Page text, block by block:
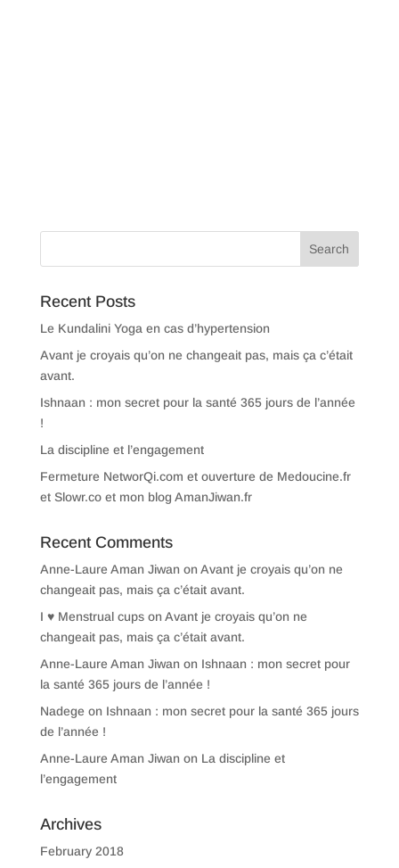
Recent Posts
Le Kundalini Yoga en cas d’hypertension
Avant je croyais qu’on ne changeait pas, mais ça c’était
avant.
Ishnaan : mon secret pour la santé 365 jours de l’année
!
La discipline et l’engagement
Fermeture NetworQi.com et ouverture de Medoucine.fr
et Slowr.co et mon blog AmanJiwan.fr
Recent Comments
Anne-Laure Aman Jiwan on Avant je croyais qu’on ne
changeait pas, mais ça c’était avant.
I ♥ Menstrual cupson Avant je croyais qu’on ne
changeait pas, mais ça c’était avant.
Anne-Laure Aman Jiwan on Ishnaan : mon secret pour
la santé 365 jours de l’année !
Nadege on Ishnaan : mon secret pour la santé 365 jours
de l’année !
Anne-Laure Aman Jiwan on La discipline et
l’engagement
Archives
February 2018